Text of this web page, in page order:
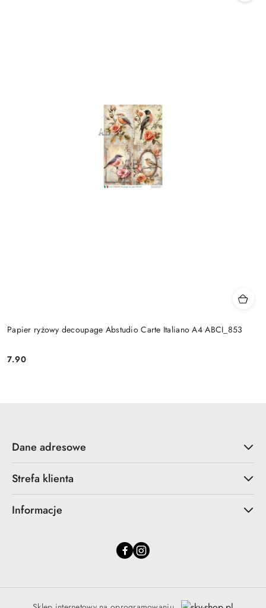
Papier ryżowy decoupage Abstudio Carte Italiano A4 ABCI_853
Cena:
7.90
Dane adresowe
Strefa klienta
Informacje